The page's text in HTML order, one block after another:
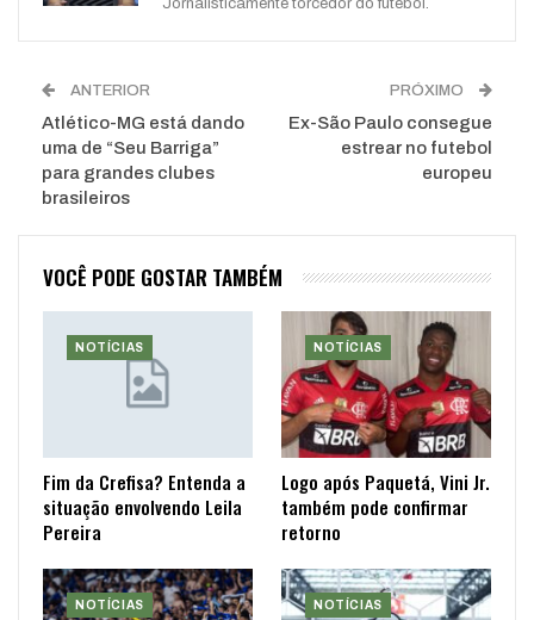
ANTERIOR
Atlético-MG está dando
uma de “Seu Barriga”
para grandes clubes
brasileiros
PRÓXIMO
Ex-São Paulo consegue
estrear no futebol
europeu
VOCÊ PODE GOSTAR TAMBÉM
NOTÍCIAS
Fim da Crefisa? Entenda a
situação envolvendo Leila
Pereira
NOTÍCIAS
Logo após Paquetá, Vini Jr.
também pode confirmar
retorno
NOTÍCIAS NOTÍCIAS